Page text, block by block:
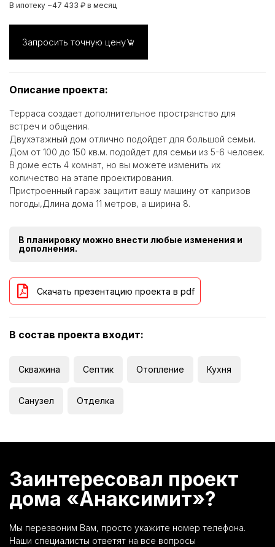
В ипотеку ~47 433 ₽ в месяц
Запросить точную цену
Описание проекта:
Терраса создает дополнительное пространство для
встреч и общения.
Двухэтажный дом отлично подойдет для большой семьи.
Дом от 100 до 150 кв.м. подойдет для семьи из 5-6 человек.
В доме есть 4 комнат, но вы можете изменить их
количество на этапе проектирования.
Пристроенный гараж защитит вашу машину от капризов
погоды,Длина дома 11 метров, а ширина 8.
В планировку можно внести любые изменения и
дополнения.
Скачать презентацию проекта в pdf
В состав проекта входит:
Скважина Септик Отопление Кухня
Санузел Отделка
Заинтересовал проект
дома «Анаксимит»?
Мы перезвоним Вам, просто укажите номер телефона.
Наши специалисты ответят на все вопросы